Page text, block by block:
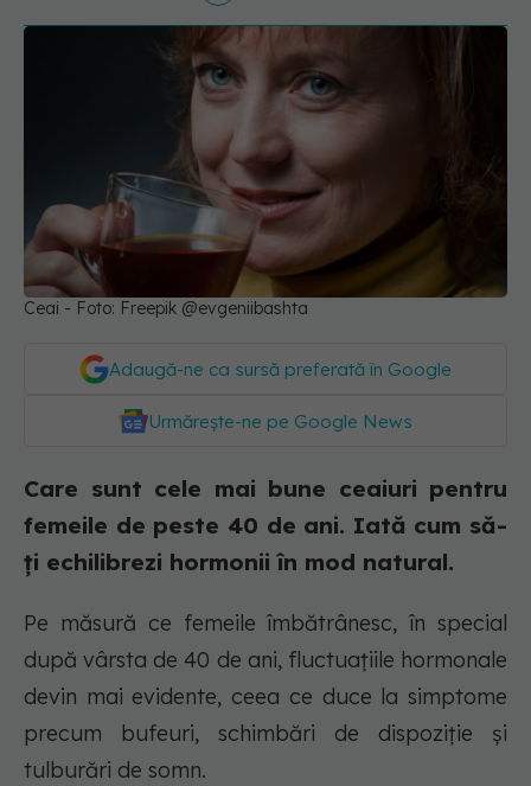
Ceai - Foto: Freepik @evgeniibashta
Adaugă-ne ca sursă preferată în Google
Urmărește-ne pe Google News
Care sunt cele mai bune ceaiuri pentru
femeile de peste 40 de ani. Iată cum să-
ți echilibrezi hormonii în mod natural.
Pe măsură ce femeile îmbătrânesc, în special
după vârsta de 40 de ani, fluctuațiile hormonale
devin mai evidente, ceea ce duce la simptome
precum bufeuri, schimbări de dispoziție și
tulburări de somn.